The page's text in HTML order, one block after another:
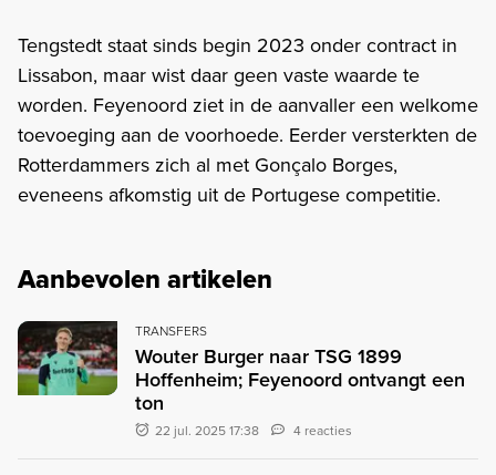
Tengstedt staat sinds begin 2023 onder contract in
Lissabon, maar wist daar geen vaste waarde te
worden. Feyenoord ziet in de aanvaller een welkome
toevoeging aan de voorhoede. Eerder versterkten de
Rotterdammers zich al met Gonçalo Borges,
eveneens afkomstig uit de Portugese competitie.
Aanbevolen artikelen
TRANSFERS
Wouter Burger naar TSG 1899
Hoffenheim; Feyenoord ontvangt een
ton
22 jul. 2025 17:38 4 reacties